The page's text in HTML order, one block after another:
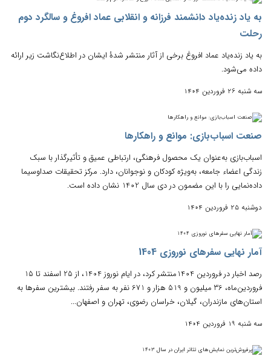
به یاد زنده‌یاد دانشمند فرزانه و انقلابی عماد افروغ و سالگرد دوم
رحلت
به یاد زنده‌یاد عماد افروغ برخی از آثار منتشر شدۀ ایشان در اطلاع‌نگاشت زیر ارائه
داده می‌شود.
سه شنبه 26 فروردین 1404
صنعت اسباب‌بازی: موانع و راهکارها
اسباب‌بازی به‌عنوان یک محصول فرهنگی، ارتباطی عمیق و تأثیرگذار با سبک
زندگی اعضاء جامعه، به‌ویژه کودکان و نوجوانان، دارد. مرکز تحقیقات صداوسیما
داده‌نمایی را با این مضمون در دی سال 1402 نشان داده است.
دوشنبه 25 فروردین 1404
آمار نهایی سفرهای نوروزی 1404
رصد اخبار در فروردین 1404منتشر کرد، در ایام نوروز 1404، از 25 اسفند تا 15
فروردین‌ماه، 36 میلیون و 519 هزار و 671 نفر به سفر رفتند. بیشترین سفرها به
استان‌های مازندران، گیلان، خراسان رضوی، تهران و اصفهان...
سه شنبه 19 فروردین 1404